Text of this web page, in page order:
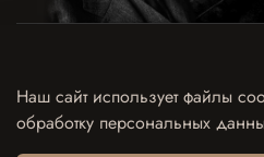
Политика конфиденциальности и обработки
Согласие на обработку персональных данных
Согласие на рекламно-информационные
Согласие на использование отзыва в
Наш сайт использует файлы
обработку персональных